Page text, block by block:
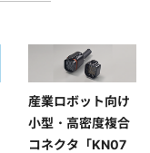
産業ロボット向け
小型・高密度複合
コネクタ「KN07